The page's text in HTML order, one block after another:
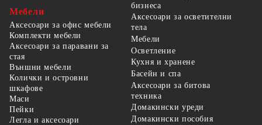
Мебели
Аксесоари за офис мебели
Комплекти мебели
Аксесоари за паравани за
стая
Външни мебели
Колички и островни
шкафове
Маси
Пейки
Легла и аксесоари
бизнеса
Аксесоари за осветителни
тела
Мебели
Осветление
Кухня и хранене
Басейн и спа
Аксесоари за битова
техника
Домакински уреди
Домакински пособия